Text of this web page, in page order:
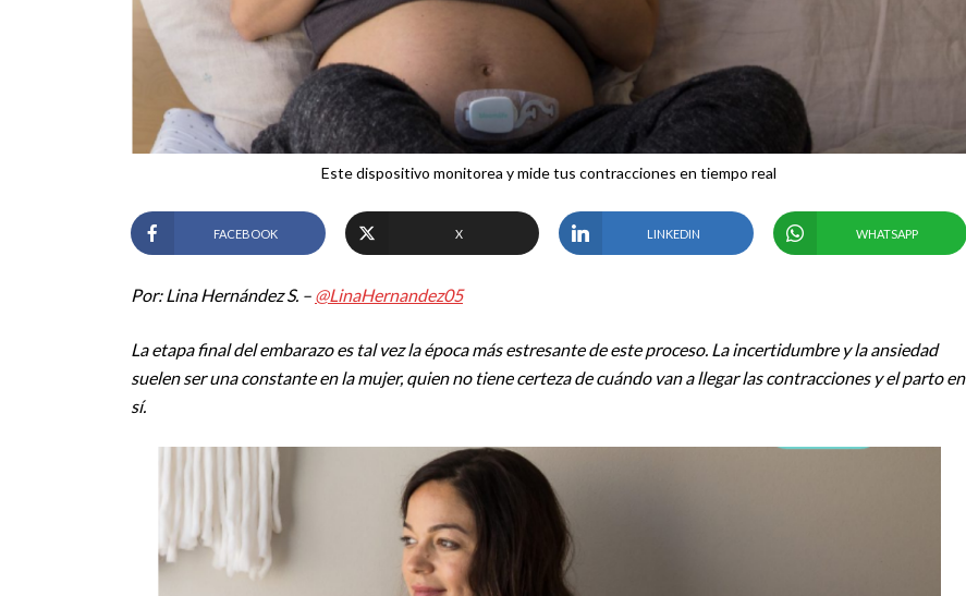
Este dispositivo monitorea y mide tus contracciones en tiempo real
FACEBOOK X LINKEDIN WHATSAPP
Por: Lina Hernández S. – @LinaHernandez05
La etapa final del embarazo es tal vez la época más estresante de este proceso. La incertidumbre y la ansiedad
suelen ser una constante en la mujer, quien no tiene certeza de cuándo van a llegar las contracciones y el parto en
sí.